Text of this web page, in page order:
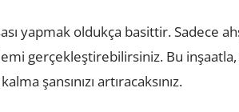
yapmak oldukça basittir. Sadece
gerçekleştirebilirsiniz. Bu
şansınızı artıracaksınız.